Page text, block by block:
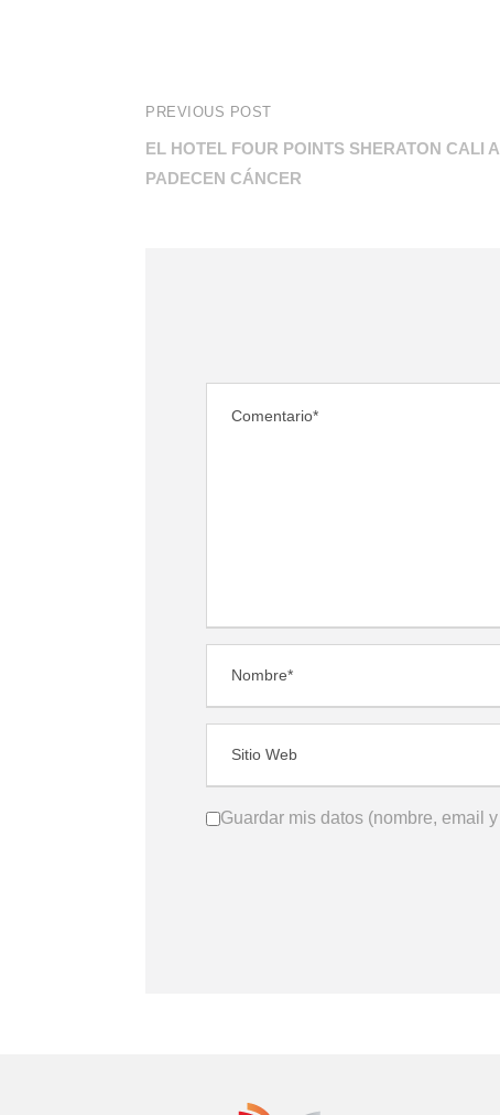
PREVIOUS POST
EL HOTEL FOUR POINTS SHERATON CALI
PADECEN CÁNCER
Guardar mis datos (nombre, email